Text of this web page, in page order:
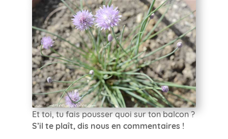
Et toi, tu fais pousser quoi sur ton balcon ?
S’il te plaît, dis nous en commentaires !